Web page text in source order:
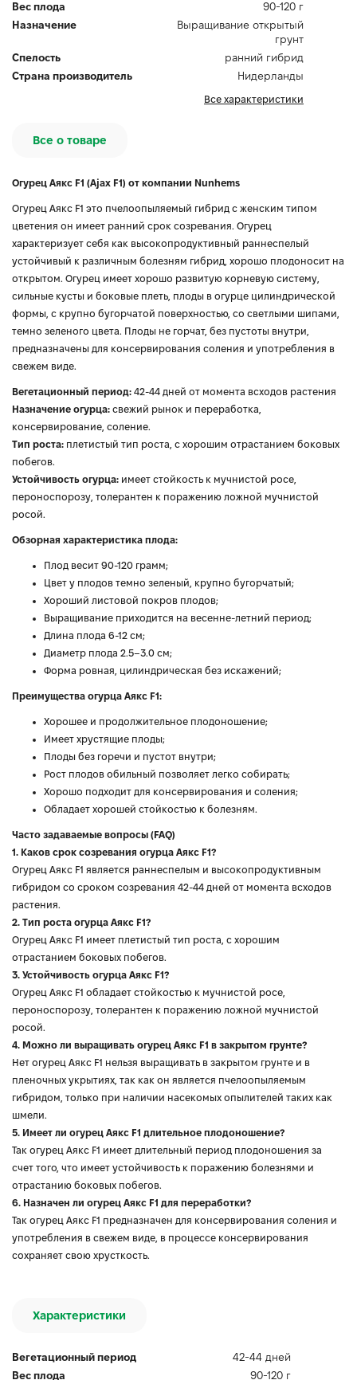
Вес плода
90-120 г
Назначение
Выращивание открытый
грунт
Спелость
ранний гибрид
Страна производитель
Нидерланды
Все характеристики
Все о товаре
Огурец Аякс F1 (Ajax F1) от компании Nunhems
Огурец Аякс F1 это пчелоопыляемый гибрид с женским типом
цветения он имеет ранний срок созревания. Огурец
характеризует себя как высокопродуктивный раннеспелый
устойчивый к различным болезням гибрид, хорошо плодоносит на
открытом. Огурец имеет хорошо развитую корневую систему,
сильные кусты и боковые плеть, плоды в огурце цилиндрической
формы, с крупно бугорчатой ​​поверхностью, со светлыми шипами,
темно зеленого цвета. Плоды не горчат, без пустоты внутри,
предназначены для консервирования соления и употребления в
свежем виде.
Вегетационный период: 42-44 дней от момента всходов растения
Назначение огурца: свежий рынок и переработка,
консервирование, соление.
Тип роста: плетистый тип роста, с хорошим отрастанием боковых
побегов.
Устойчивость огурца: имеет стойкость к мучнистой росе,
пероноспорозу, толерантен к поражению ложной мучнистой
росой.
Обзорная характеристика плода:
Плод весит 90-120 грамм;
Цвет у плодов темно зеленый, крупно бугорчатый;
Хороший листовой покров плодов;
Выращивание приходится на весенне-летний период;
Длина плода 6-12 см;
Диаметр плода 2.5–3.0 см;
Форма ровная, цилиндрическая без искажений;
Преимущества огурца Аякс F1:
Хорошее и продолжительное плодоношение;
Имеет хрустящие плоды;
Плоды без горечи и пустот внутри;
Рост плодов обильный позволяет легко собирать;
Хорошо подходит для консервирования и соления;
Обладает хорошей стойкостью к болезням.
Часто задаваемые вопросы (FAQ)
1. Каков срок созревания огурца Аякс F1?
Огурец Аякс F1 является раннеспелым и высокопродуктивным
гибридом со сроком созревания 42-44 дней от момента всходов
растения.
2. Тип роста огурца Аякс F1?
Огурец Аякс F1 имеет плетистый тип роста, с хорошим
отрастанием боковых побегов.
3. Устойчивость огурца Аякс F1?
Огурец Аякс F1 обладает стойкостью к мучнистой росе,
пероноспорозу, толерантен к поражению ложной мучнистой
росой.
4. Можно ли выращивать огурец Аякс F1 в закрытом грунте?
Нет огурец Аякс F1 нельзя выращивать в закрытом грунте и в
пленочных укрытиях, так как он является пчелоопыляемым
гибридом, только при наличии насекомых опылителей таких как
шмели.
5. Имеет ли огурец Аякс F1 длительное плодоношение?
Так огурец Аякс F1 имеет длительный период плодоношения за
счет того, что имеет устойчивость к поражению болезнями и
отрастанию боковых побегов.
6. Назначен ли огурец Аякс F1 для переработки?
Так огурец Аякс F1 предназначен для консервирования соления и
употребления в свежем виде, в процессе консервирования
сохраняет свою хрусткость.
Характеристики
Вегетационный период
42-44 дней
Вес плода
90-120 г